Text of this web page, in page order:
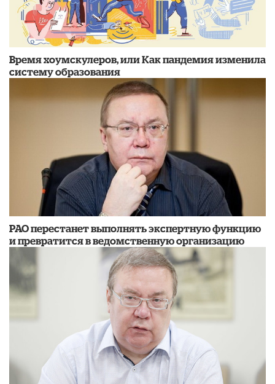
Время хоумскулеров, или Как пандемия изменила
систему образования
РАО перестанет выполнять экспертную функцию
и превратится в ведомственную организацию